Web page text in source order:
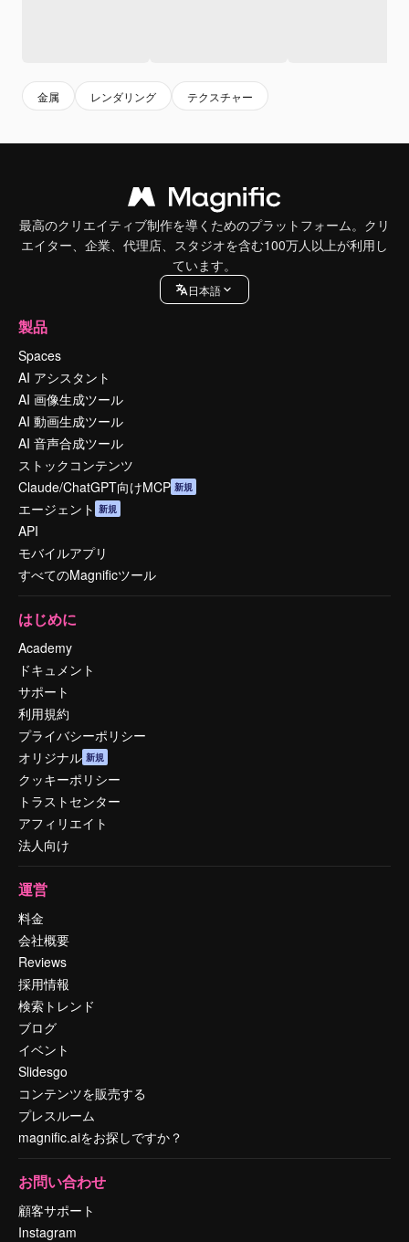
金属 レンダリング テクスチャー
最高のクリエイティブ制作を導くためのプラットフォーム。クリ
エイター、企業、代理店、スタジオを含む100万人以上が利用し
ています。
日本語
製品
Spaces
AI アシスタント
AI 画像生成ツール
AI 動画生成ツール
AI 音声合成ツール
ストックコンテンツ
Claude/ChatGPT向けMCP 新規
エージェント 新規
API
モバイルアプリ
すべてのMagnificツール
はじめに
Academy
ドキュメント
サポート
利用規約
プライバシーポリシー
オリジナル 新規
クッキーポリシー
トラストセンター
アフィリエイト
法人向け
運営
料金
会社概要
Reviews
採用情報
検索トレンド
ブログ
イベント
Slidesgo
コンテンツを販売する
プレスルーム
magnific.aiをお探しですか？
お問い合わせ
顧客サポート
Instagram